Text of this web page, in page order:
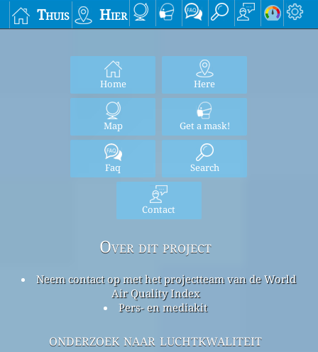
Thuis Hier
Home Here
Map Get a mask!
Faq Search
Contact
Over dit project
Neem contact op met het projectteam van de World
Air Quality Index
Pers- en mediakit
onderzoek naar luchtkwaliteit